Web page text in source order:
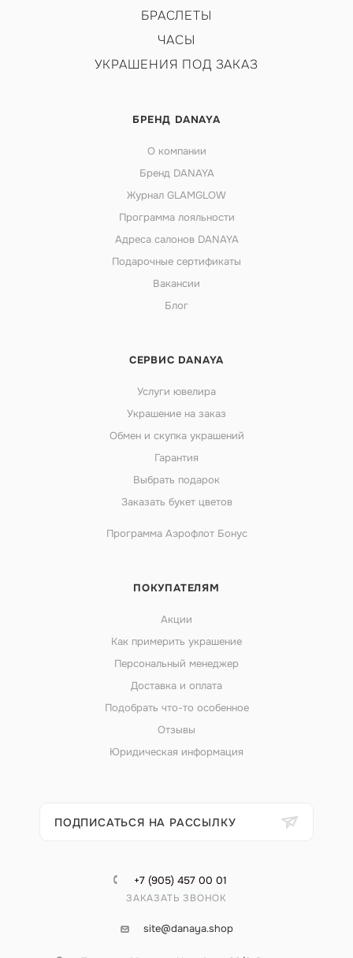
БРАСЛЕТЫ
ЧАСЫ
УКРАШЕНИЯ ПОД ЗАКАЗ
БРЕНД DANAYA
О компании
Бренд DANAYA
Журнал GLAMGLOW
Программа лояльности
Адреса салонов DANAYA
Подарочные сертификаты
Вакансии
Блог
СЕРВИС DANAYA
Услуги ювелира
Украшение на заказ
Обмен и скупка украшений
Гарантия
Выбрать подарок
Заказать букет цветов
Программа Аэрофлот Бонус
ПОКУПАТЕЛЯМ
Акции
Как примерить украшение
Персональный менеджер
Доставка и оплата
Подобрать что-то особенное
Отзывы
Юридическая информация
ПОДПИСАТЬСЯ НА РАССЫЛКУ
+7 (905) 457 00 01
ЗАКАЗАТЬ ЗВОНОК
site@danaya.shop